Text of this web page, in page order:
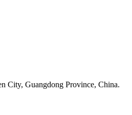
City, Guangdong Province, China.